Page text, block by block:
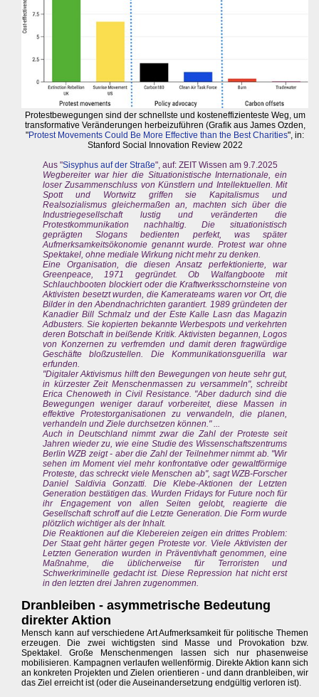
Protestbewegungen sind der schnellste und kosteneffizienteste Weg, um
transformative Veränderungen herbeizuführen (Grafik aus James Ozden,
"Protest Movements Could Be More Effective than the Best Charities", in:
Stanford Social Innovation Review 2022
Aus "Sisyphus auf der Straße", auf: ZEIT Wissen am 9.7.2025
Wegbereiter war hier die Situationistische Internationale, ein
loser Zusammenschluss von Künstlern und Intellektuellen. Mit
Spott und Wortwitz griffen sie Kapitalismus und
Realsozialismus gleichermaßen an, machten sich über die
Industriegesellschaft lustig und veränderten die
Protestkommunikation nachhaltig. Die situationistisch
geprägten Slogans bedienten perfekt, was später
Aufmerksamkeitsökonomie genannt wurde. Protest war ohne
Spektakel, ohne mediale Wirkung nicht mehr zu denken.
Eine Organisation, die diesen Ansatz perfektionierte, war
Greenpeace, 1971 gegründet. Ob Walfangboote mit
Schlauchbooten blockiert oder die Kraftwerksschornsteine von
Aktivisten besetzt wurden, die Kamerateams waren vor Ort, die
Bilder in den Abendnachrichten garantiert. 1989 gründeten der
Kanadier Bill Schmalz und der Este Kalle Lasn das Magazin
Adbusters. Sie kopierten bekannte Werbespots und verkehrten
deren Botschaft in beißende Kritik. Aktivisten begannen, Logos
von Konzernen zu verfremden und damit deren fragwürdige
Geschäfte bloßzustellen. Die Kommunikationsguerilla war
erfunden.
"Digitaler Aktivismus hilft den Bewegungen von heute sehr gut,
in kürzester Zeit Menschenmassen zu versammeln", schreibt
Erica Chenoweth in Civil Resistance. "Aber dadurch sind die
Bewegungen weniger darauf vorbereitet, diese Massen in
effektive Protestorganisationen zu verwandeln, die planen,
verhandeln und Ziele durchsetzen können." ...
Auch in Deutschland nimmt zwar die Zahl der Proteste seit
Jahren wieder zu, wie eine Studie des Wissenschaftszentrums
Berlin WZB zeigt - aber die Zahl der Teilnehmer nimmt ab. "Wir
sehen im Moment viel mehr konfrontative oder gewaltförmige
Proteste, das schreckt viele Menschen ab", sagt WZB-Forscher
Daniel Saldivia Gonzatti. Die Klebe-Aktionen der Letzten
Generation bestätigen das. Wurden Fridays for Future noch für
ihr Engagement von allen Seiten gelobt, reagierte die
Gesellschaft schroff auf die Letzte Generation. Die Form wurde
plötzlich wichtiger als der Inhalt.
Die Reaktionen auf die Klebereien zeigen ein drittes Problem:
Der Staat geht härter gegen Proteste vor. Viele Aktivisten der
Letzten Generation wurden in Präventivhaft genommen, eine
Maßnahme, die üblicherweise für Terroristen und
Schwerkriminelle gedacht ist. Diese Repression hat nicht erst
in den letzten drei Jahren zugenommen.
Dranbleiben - asymmetrische Bedeutung
direkter Aktion
Mensch kann auf verschiedene Art Aufmerksamkeit für politische Themen
erzeugen. Die zwei wichtigsten sind Masse und Provokation bzw.
Spektakel. Große Menschenmengen lassen sich nur phasenweise
mobilisieren. Kampagnen verlaufen wellenförmig. Direkte Aktion kann sich
an konkreten Projekten und Zielen orientieren - und dann dranbleiben, wir
das Ziel erreicht ist (oder die Auseinandersetzung endgültig verloren ist).